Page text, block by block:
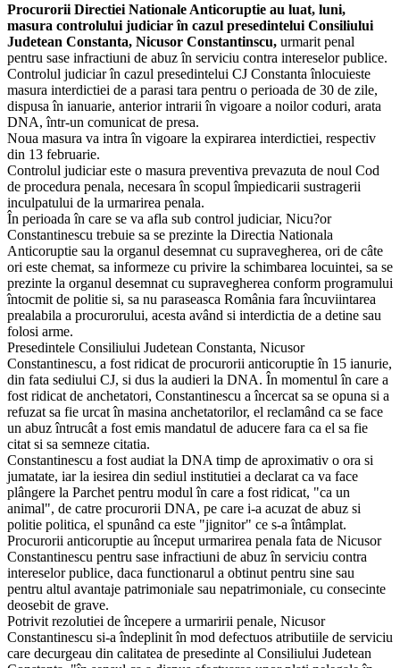
Procurorii Directiei Nationale Anticoruptie au luat, luni,
masura controlului judiciar în cazul presedintelui Consiliului
Judetean Constanta, Nicusor Constantinscu, urmarit penal
pentru sase infractiuni de abuz în serviciu contra intereselor publice.
Controlul judiciar în cazul presedintelui CJ Constanta înlocuieste
masura interdictiei de a parasi tara pentru o perioada de 30 de zile,
dispusa în ianuarie, anterior intrarii în vigoare a noilor coduri, arata
DNA, într-un comunicat de presa.
Noua masura va intra în vigoare la expirarea interdictiei, respectiv
din 13 februarie.
Controlul judiciar este o masura preventiva prevazuta de noul Cod
de procedura penala, necesara în scopul împiedicarii sustragerii
inculpatului de la urmarirea penala.
În perioada în care se va afla sub control judiciar, Nicu?or
Constantinescu trebuie sa se prezinte la Directia Nationala
Anticoruptie sau la organul desemnat cu supravegherea, ori de câte
ori este chemat, sa informeze cu privire la schimbarea locuintei, sa se
prezinte la organul desemnat cu supravegherea conform programului
întocmit de politie si, sa nu paraseasca România fara încuviintarea
prealabila a procurorului, acesta având si interdictia de a detine sau
folosi arme.
Presedintele Consiliului Judetean Constanta, Nicusor
Constantinescu, a fost ridicat de procurorii anticoruptie în 15 ianurie,
din fata sediului CJ, si dus la audieri la DNA. În momentul în care a
fost ridicat de anchetatori, Constantinescu a încercat sa se opuna si a
refuzat sa fie urcat în masina anchetatorilor, el reclamând ca se face
un abuz întrucât a fost emis mandatul de aducere fara ca el sa fie
citat si sa semneze citatia.
Constantinescu a fost audiat la DNA timp de aproximativ o ora si
jumatate, iar la iesirea din sediul institutiei a declarat ca va face
plângere la Parchet pentru modul în care a fost ridicat, "ca un
animal", de catre procurorii DNA, pe care i-a acuzat de abuz si
politie politica, el spunând ca este "jignitor" ce s-a întâmplat.
Procurorii anticoruptie au început urmarirea penala fata de Nicusor
Constantinescu pentru sase infractiuni de abuz în serviciu contra
intereselor publice, daca functionarul a obtinut pentru sine sau
pentru altul avantaje patrimoniale sau nepatrimoniale, cu consecinte
deosebit de grave.
Potrivit rezolutiei de începere a urmaririi penale, Nicusor
Constantinescu si-a îndeplinit în mod defectuos atributiile de serviciu
care decurgeau din calitatea de presedinte al Consiliului Judetean